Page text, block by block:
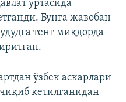
ўртасида
Бунга жавобан
тенг миқдорда
ўзбек аскарлари
кетилганидан